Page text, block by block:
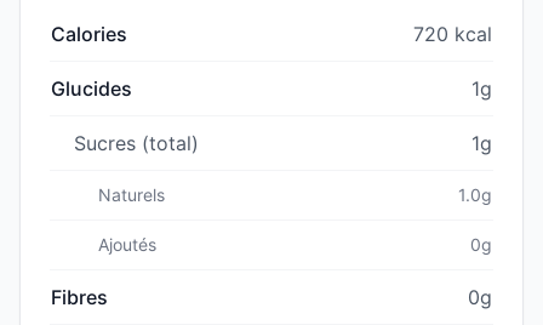
Calories 720 kcal
Glucides 1g
Sucres (total) 1g
Naturels 1.0g
Ajoutés 0g
Fibres 0g